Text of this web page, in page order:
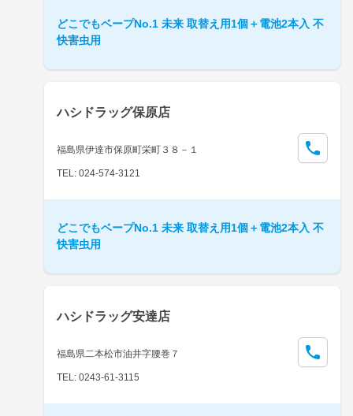
どこでもベープNo.1 未来 取替え用1個＋電池2本入 不
快害虫用
ハシドラッグ保原店
福島県伊達市保原町栄町３８－１
TEL: 024-574-3121
どこでもベープNo.1 未来 取替え用1個＋電池2本入 不
快害虫用
ハシドラッグ安達店
福島県二本松市油井字腰巻７
TEL: 0243-61-3115